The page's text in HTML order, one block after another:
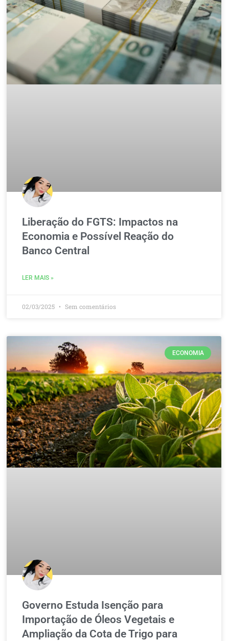
Liberação do FGTS: Impactos na
Economia e Possível Reação do
Banco Central
LER MAIS »
02/03/2025 Sem comentários
ECONOMIA
Governo Estuda Isenção para
Importação de Óleos Vegetais e
Ampliação da Cota de Trigo para